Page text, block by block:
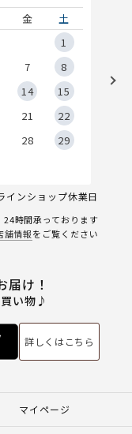
金
土
1
7
8
14
15
21
22
28
29
インショップ休業日
時間承っております
舗情報をご覧ください
け！
い物♪
詳しくはこちら
マイページ